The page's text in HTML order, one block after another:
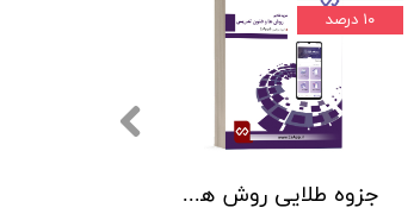
جزوه طلایی روش ها و فنون تدریس بهمراه نمونه سوالات با پاسخنامه تشریحی
۱۰ درصد